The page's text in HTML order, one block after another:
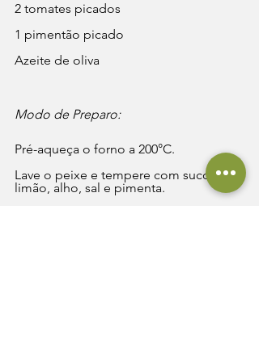
2 tomates picados
1 pimentão picado
Azeite de oliva
Modo de Preparo:
Pré-aqueça o forno a 200°C.
Lave o peixe e tempere com suco de
limão, alho, sal e pimenta.